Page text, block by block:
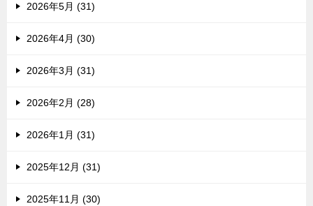
2026年5月 (31)
2026年4月 (30)
2026年3月 (31)
2026年2月 (28)
2026年1月 (31)
2025年12月 (31)
2025年11月 (30)